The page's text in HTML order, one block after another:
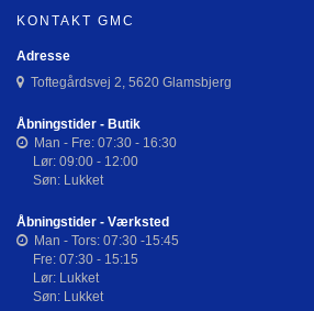
KONTAKT GMC
Adresse
Toftegårdsvej 2, 5620 Glamsbjerg
Åbningstider - Butik
Man - Fre: 07:30 - 16:30
Lør: 09:00 - 12:00
Søn: Lukket
Åbningstider - Værksted
Man - Tors: 07:30 -15:45
Fre: 07:30 - 15:15
Lør: Lukket
Søn: Lukket